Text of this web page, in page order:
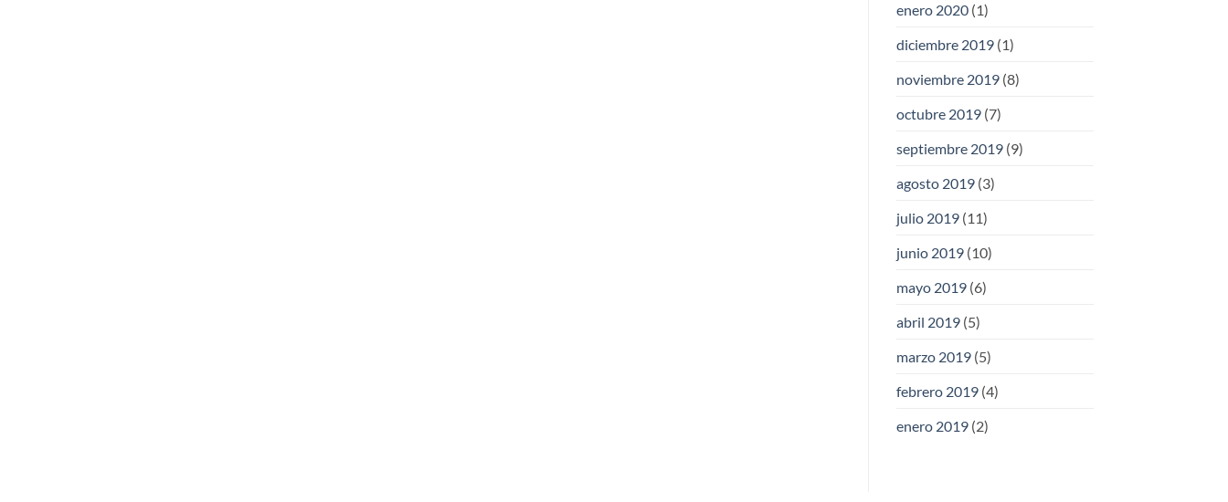
enero 2020(1)
diciembre 2019(1)
noviembre 2019(8)
octubre 2019(7)
septiembre 2019(9)
agosto 2019(3)
julio 2019(11)
junio 2019(10)
mayo 2019(6)
abril 2019(5)
marzo 2019(5)
febrero 2019(4)
enero 2019(2)